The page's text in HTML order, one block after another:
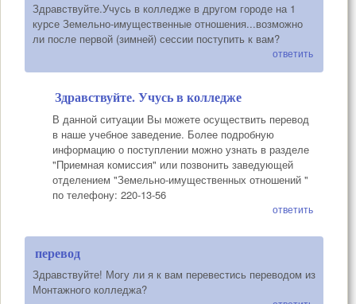
Здравствуйте.Учусь в колледже в другом городе на 1
курсе Земельно-имущественные отношения...возможно
ли после первой (зимней) сессии поступить к вам?
ответить
Здравствуйте. Учусь в колледже
В данной ситуации Вы можете осуществить перевод
в наше учебное заведение. Более подробную
информацию о поступлении можно узнать в разделе
"Приемная комиссия" или позвонить заведующей
отделением "Земельно-имущественных отношений "
по телефону: 220-13-56
ответить
перевод
Здравствуйте! Могу ли я к вам перевестись переводом из
Монтажного колледжа?